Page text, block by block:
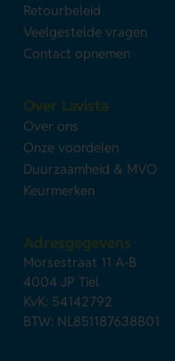
Retourbeleid
Veelgestelde vragen
Contact opnemen
Over Lavista
Over ons
Onze voordelen
Duurzaamheid & MVO
Keurmerken
Adresgegevens
Morsestraat 11 A-B
4004 JP Tiel
KvK: 54142792
BTW: NL851187638B01